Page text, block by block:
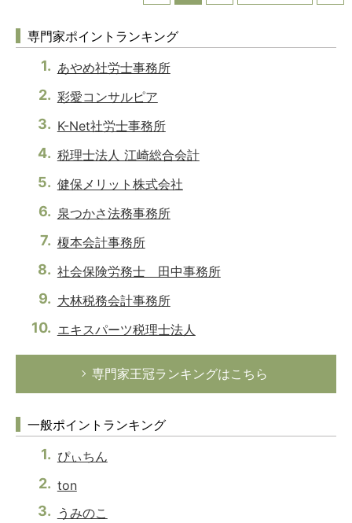
専門家ポイントランキング
あやめ社労士事務所
彩愛コンサルピア
K-Net社労士事務所
税理士法人 江崎総合会計
健保メリット株式会社
泉つかさ法務事務所
榎本会計事務所
社会保険労務士 田中事務所
大林税務会計事務所
エキスパーツ税理士法人
専門家王冠ランキングはこちら
一般ポイントランキング
ぴぃちん
ton
うみのこ